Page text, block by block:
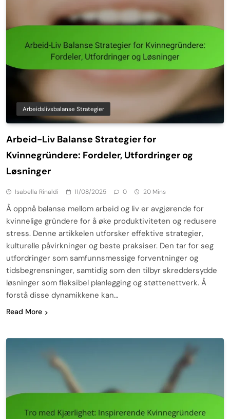
Arbeidslivsbalanse Strategier
Arbeid-Liv Balanse Strategier for
Kvinnegründere: Fordeler, Utfordringer og
Løsninger
Isabella Rinaldi 11/08/2025 0 20 Mins
Å oppnå balanse mellom arbeid og liv er avgjørende for
kvinnelige gründere for å øke produktiviteten og redusere
stress. Denne artikkelen utforsker effektive strategier,
kulturelle påvirkninger og beste praksiser. Den tar for seg
utfordringer som samfunnsmessige forventninger og
tidsbegrensninger, samtidig som den tilbyr skreddersydde
løsninger som fleksibel planlegging og støttenettverk. Å
forstå disse dynamikkene kan…
Read More